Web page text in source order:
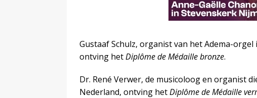
Gustaaf Schulz, organist van het Adema-
ontving hetDiplôme de Médaille bronze.
Dr. René Verwer, de musicoloog en organist
Nederland, ontving hetDiplôme de Médaille